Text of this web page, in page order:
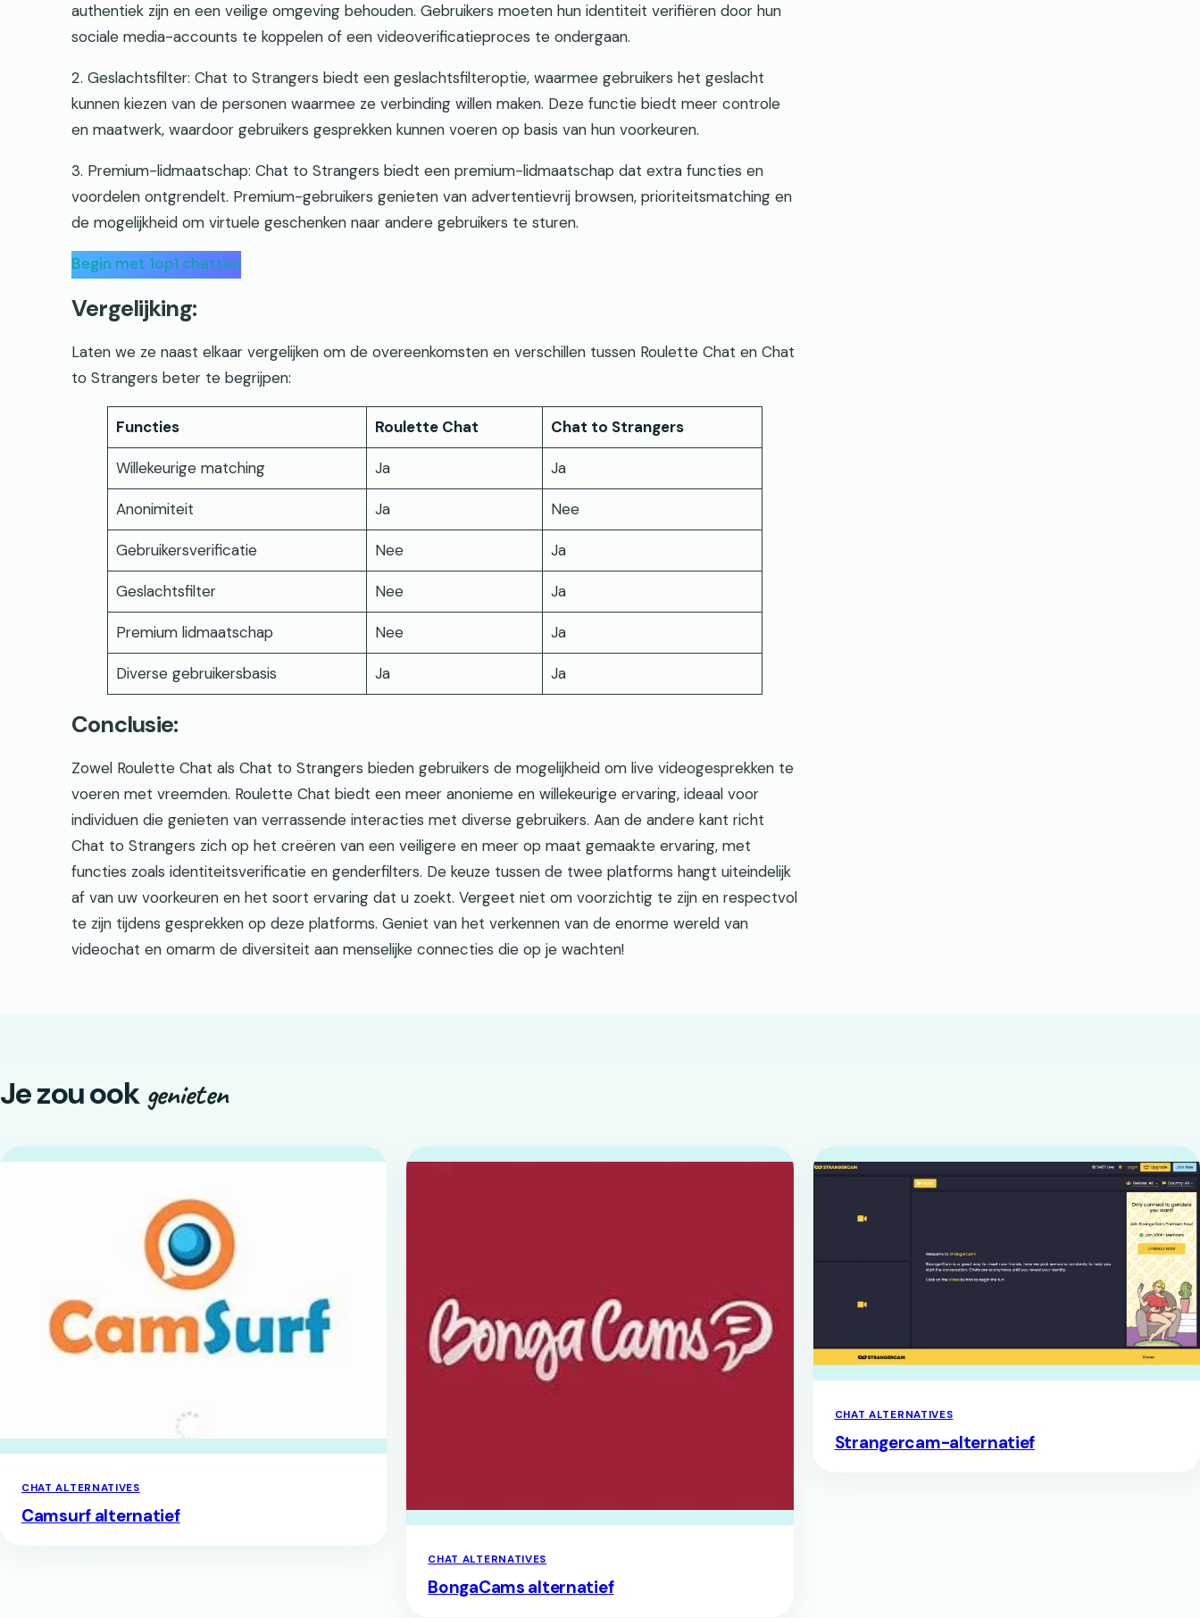
authentiek zijn en een veilige omgeving behouden. Gebruikers moeten hun identiteit verifiëren door hun
sociale media-accounts te koppelen of een videoverificatieproces te ondergaan.
2. Geslachtsfilter: Chat to Strangers biedt een geslachtsfilteroptie, waarmee gebruikers het geslacht
kunnen kiezen van de personen waarmee ze verbinding willen maken. Deze functie biedt meer controle
en maatwerk, waardoor gebruikers gesprekken kunnen voeren op basis van hun voorkeuren.
3. Premium-lidmaatschap: Chat to Strangers biedt een premium-lidmaatschap dat extra functies en
voordelen ontgrendelt. Premium-gebruikers genieten van advertentievrij browsen, prioriteitsmatching en
de mogelijkheid om virtuele geschenken naar andere gebruikers te sturen.
Begin met 1op1 chatten
Vergelijking:
Laten we ze naast elkaar vergelijken om de overeenkomsten en verschillen tussen Roulette Chat en Chat
to Strangers beter te begrijpen:
Functies Roulette Chat Chat to Strangers
Willekeurige matching Ja Ja
Anonimiteit Ja Nee
Gebruikersverificatie Nee Ja
Geslachtsfilter Nee Ja
Premium lidmaatschap Nee Ja
Diverse gebruikersbasis Ja Ja
Conclusie:
Zowel Roulette Chat als Chat to Strangers bieden gebruikers de mogelijkheid om live videogesprekken te
voeren met vreemden. Roulette Chat biedt een meer anonieme en willekeurige ervaring, ideaal voor
individuen die genieten van verrassende interacties met diverse gebruikers. Aan de andere kant richt
Chat to Strangers zich op het creëren van een veiligere en meer op maat gemaakte ervaring, met
functies zoals identiteitsverificatie en genderfilters. De keuze tussen de twee platforms hangt uiteindelijk
af van uw voorkeuren en het soort ervaring dat u zoekt. Vergeet niet om voorzichtig te zijn en respectvol
te zijn tijdens gesprekken op deze platforms. Geniet van het verkennen van de enorme wereld van
videochat en omarm de diversiteit aan menselijke connecties die op je wachten!
Je zou ook genieten
CHAT ALTERNATIVES
Camsurf alternatief
CHAT ALTERNATIVES
BongaCams alternatief
CHAT ALTERNATIVES
Strangercam-alternatief